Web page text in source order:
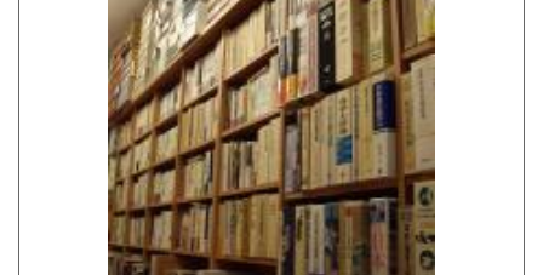
1,400円 鹿児島県
1,450円